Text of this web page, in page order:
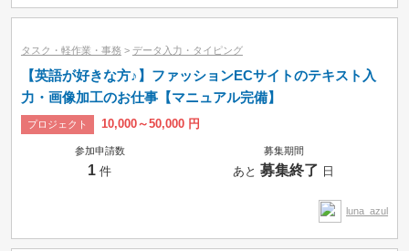
タスク・軽作業・事務 > データ入力・タイピング
【英語が好きな方♪】ファッションECサイトのテキスト入
力・画像加工のお仕事【マニュアル完備】
プロジェクト 10,000～50,000 円
参加申請数
1 件
募集期間
あと募集終了 日
luna_azul